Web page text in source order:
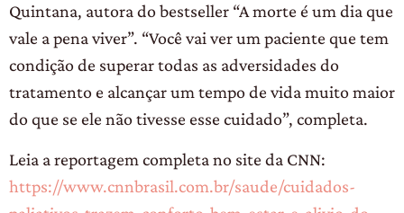
Quintana, autora do bestseller “A morte é um dia que
vale a pena viver”. “Você vai ver um paciente que tem
condição de superar todas as adversidades do
tratamento e alcançar um tempo de vida muito maior
do que se ele não tivesse esse cuidado”, completa.
Leia a reportagem completa no site da CNN:
https://www.cnnbrasil.com.br/saude/cuidados-